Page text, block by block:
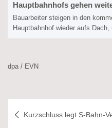
Hauptbahnhofs gehen
Bauarbeiter steigen in den
Hauptbahnhof wieder aufs
dpa / EVN
Kurzschluss legt S-Bahn-